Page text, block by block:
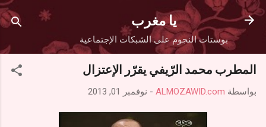
التخطي إلى المحتوى الرئيسي
يا مغرب
بوستات النجوم على الشبكات الإجتماعية
المطرب محمد الرّيفي يقرّر الإعتزال
بواسطة ALMOZAWID.com
- نوفمبر 01, 2013